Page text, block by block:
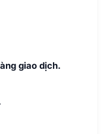
giao dịch.